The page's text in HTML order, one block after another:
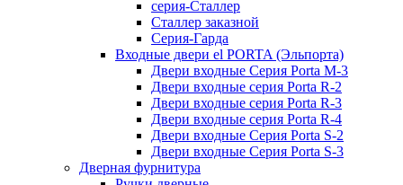
серия-Сталлер
Сталлер заказной
Серия-Гарда
Входные двери el PORTA (Эльпорта)
Двери входные Серия Porta M-3
Двери входные серия Porta R-2
Двери входные серия Porta R-3
Двери входные серия Porta R-4
Двери входные Серия Porta S-2
Двери входные Серия Porta S-3
Дверная фурнитура